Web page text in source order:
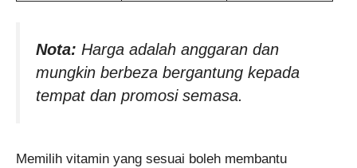
Nota: Harga adalah anggaran dan
mungkin berbeza bergantung kepada
tempat dan promosi semasa.
Memilih vitamin yang sesuai boleh membantu